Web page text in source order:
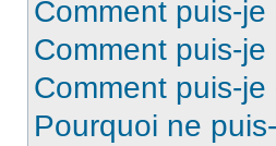
Comment puis-
Comment puis-
Comment puis-
Pourquoi ne